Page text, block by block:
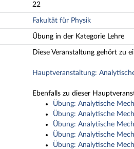
22
Fakultät für Physik
Übung in der Kategorie Lehre
Diese Veranstaltung gehört zu
Hauptveranstaltung:
Ebenfalls zu dieser
Übung: Analytische
Übung: Analytische
Übung: Analytische
Übung: Analytische
Übung: Analytische